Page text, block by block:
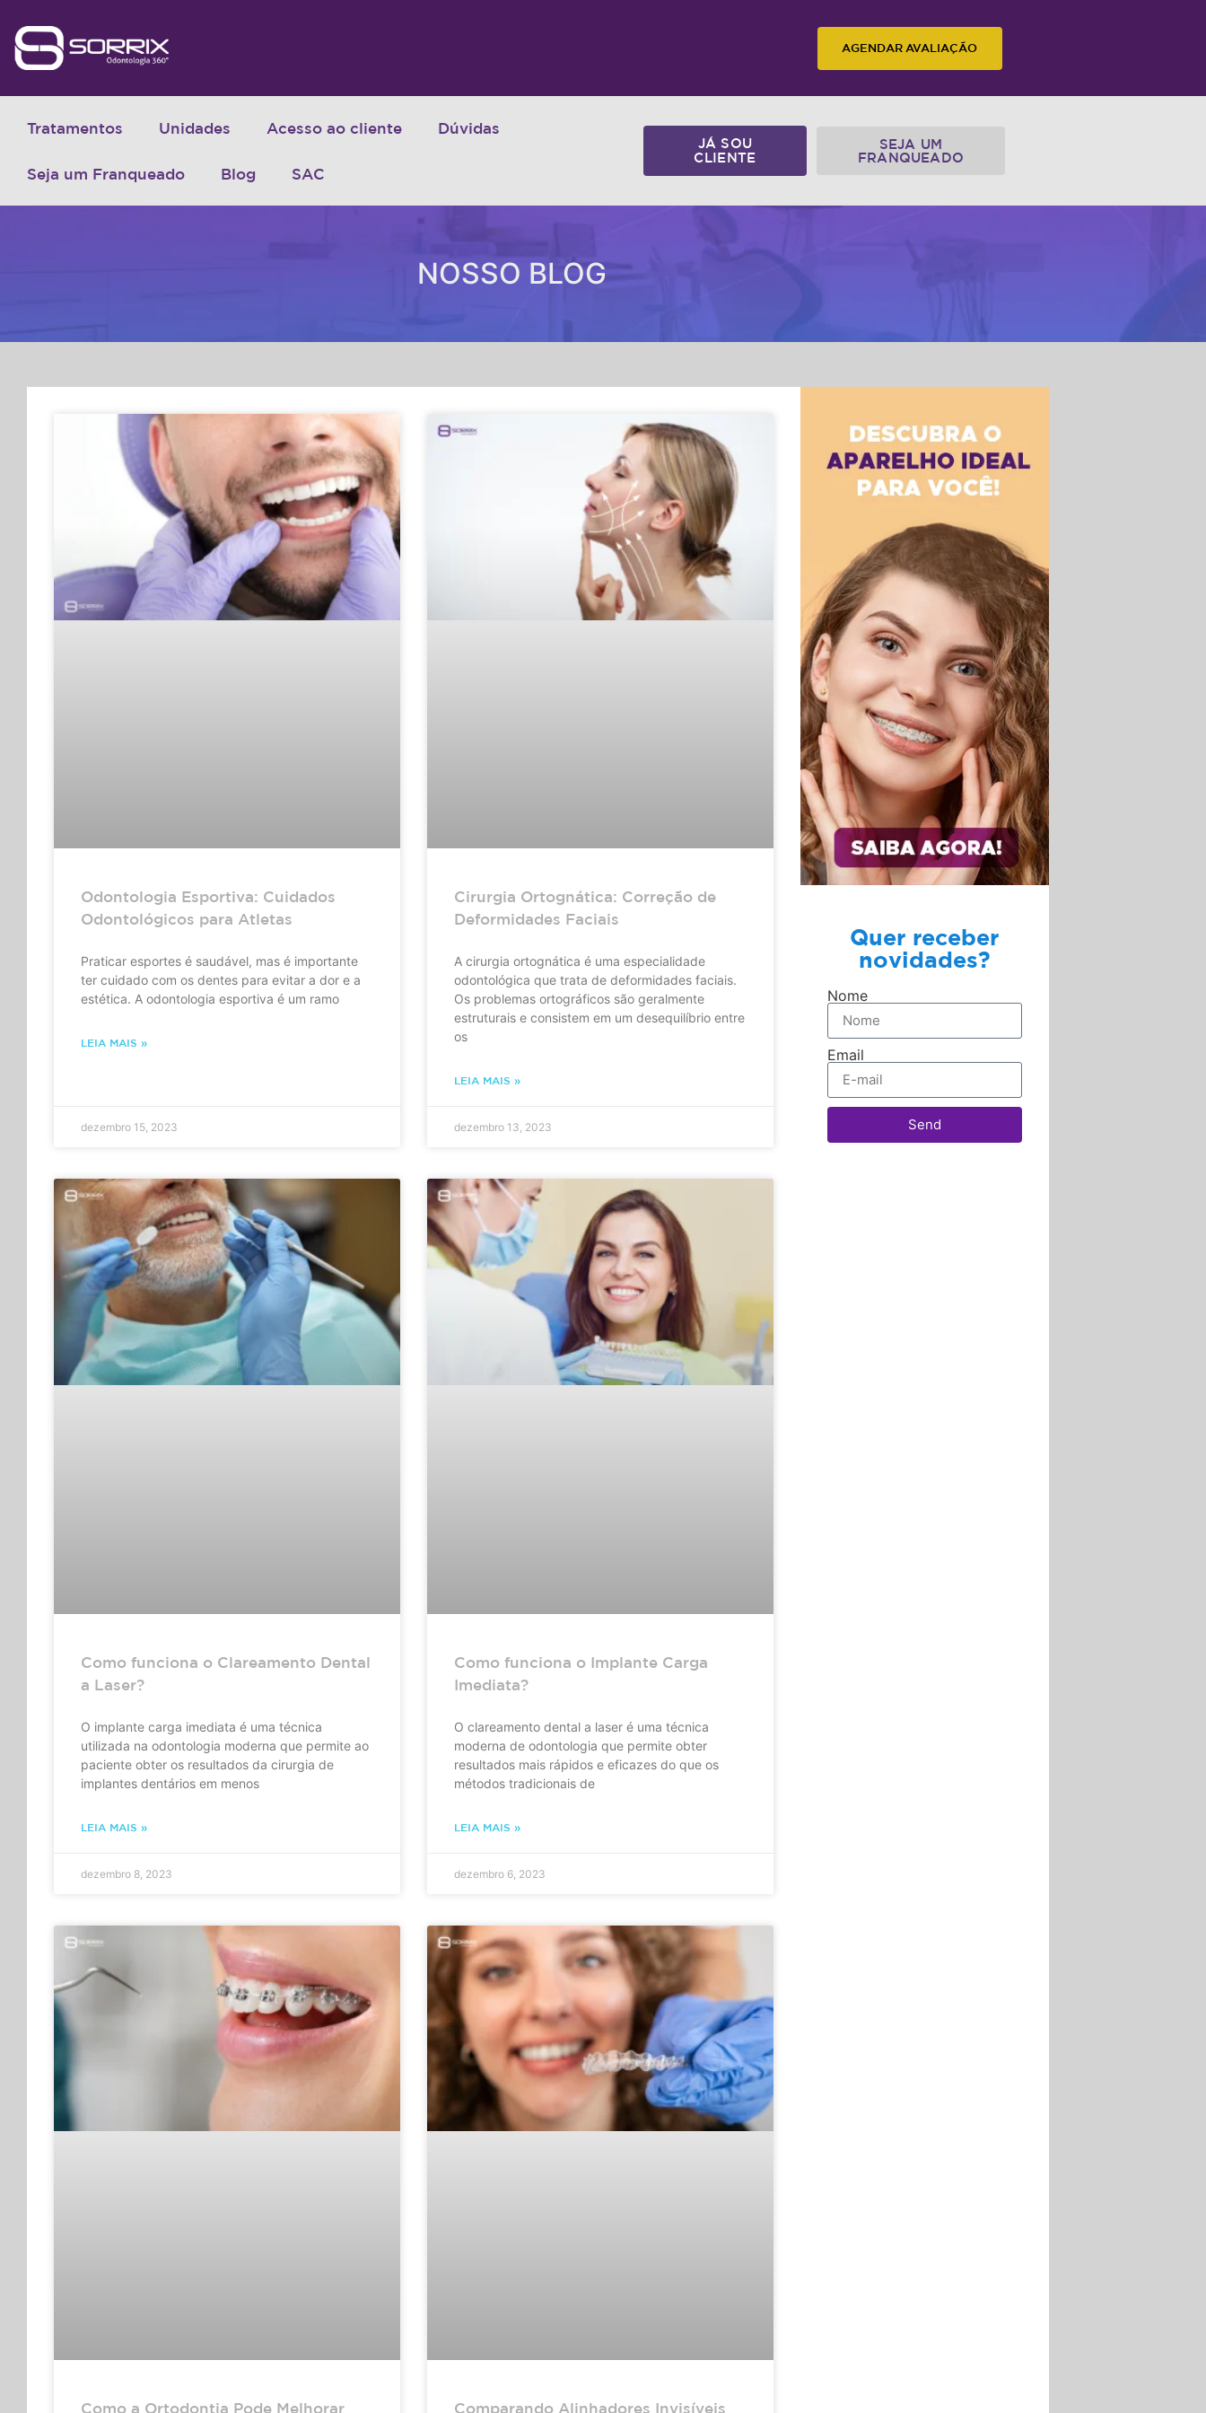
AGENDAR AVALIAÇÃO
Tratamentos Unidades Acesso ao cliente Dúvidas
Seja um Franqueado Blog SAC
JÁ SOU
CLIENTE
SEJA UM
FRANQUEADO
NOSSO BLOG
Odontologia Esportiva: Cuidados
Odontológicos para Atletas
Praticar esportes é saudável, mas é importante
ter cuidado com os dentes para evitar a dor e a
estética. A odontologia esportiva é um ramo
LEIA MAIS »
dezembro 15, 2023
Cirurgia Ortognática: Correção de
Deformidades Faciais
A cirurgia ortognática é uma especialidade
odontológica que trata de deformidades faciais.
Os problemas ortográficos são geralmente
estruturais e consistem em um desequilíbrio entre
os
LEIA MAIS »
dezembro 13, 2023
Como funciona o Clareamento Dental
a Laser?
O implante carga imediata é uma técnica
utilizada na odontologia moderna que permite ao
paciente obter os resultados da cirurgia de
implantes dentários em menos
LEIA MAIS »
dezembro 8, 2023
Como funciona o Implante Carga
Imediata?
O clareamento dental a laser é uma técnica
moderna de odontologia que permite obter
resultados mais rápidos e eficazes do que os
métodos tradicionais de
LEIA MAIS »
dezembro 6, 2023
Como a Ortodontia Pode Melhorar Comparando Alinhadores Invisíveis
Quer receber
novidades?
Nome
Email
Send